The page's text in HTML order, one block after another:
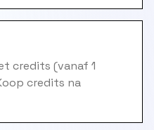
credits (vanaf 1
credits na